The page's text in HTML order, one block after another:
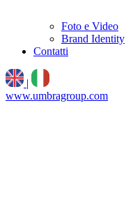
Foto e Video
Brand Identity
Contatti
|
www.umbragroup.com